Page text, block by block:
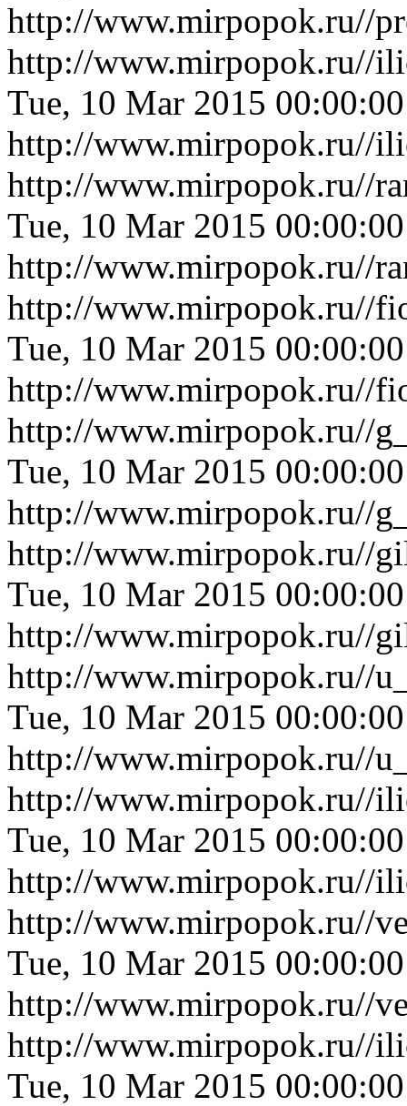
http://www.mirpopok.ru//
http://www.mirpopok.ru//
Tue, 10 Mar 2015
http://www.mirpopok.ru//
http://www.mirpopok.ru//
Tue, 10 Mar 2015
http://www.mirpopok.ru//
http://www.mirpopok.ru//
Tue, 10 Mar 2015
http://www.mirpopok.ru//
http://www.mirpopok.ru//
Tue, 10 Mar 2015
http://www.mirpopok.ru//
http://www.mirpopok.ru//
Tue, 10 Mar 2015
http://www.mirpopok.ru//
http://www.mirpopok.ru//
Tue, 10 Mar 2015
http://www.mirpopok.ru//
http://www.mirpopok.ru//
Tue, 10 Mar 2015
http://www.mirpopok.ru//
http://www.mirpopok.ru//
Tue, 10 Mar 2015
http://www.mirpopok.ru//
http://www.mirpopok.ru//
Tue, 10 Mar 2015